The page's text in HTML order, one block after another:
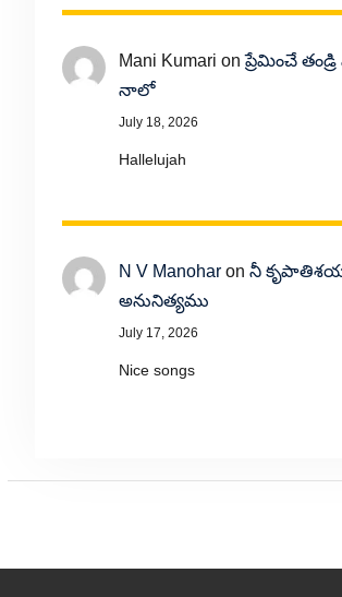
Mani Kumari onప్రేమించే
నాలో
July 18, 2026
Hallelujah
N V Manoharon నీ
అనునిత్యము
July 17, 2026
Nice songs